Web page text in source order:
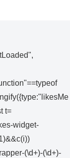
t=
widget-
(\d+)-(\d+)-